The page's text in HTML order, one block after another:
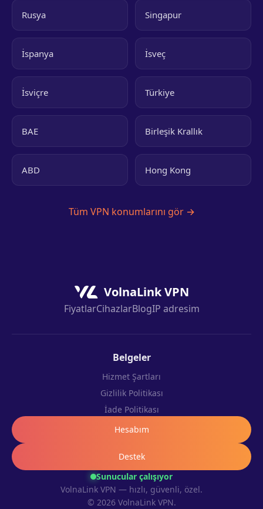
Rusya Singapur
İspanya İsveç
İsviçre Türkiye
BAE Birleşik Krallık
ABD Hong Kong
Tüm VPN konumlarını gör →
VolnaLink VPN
FiyatlarCihazlarBlogIP adresim
Sunucular çalışıyor
VolnaLink VPN — hızlı, güvenli, özel.
© 2026 VolnaLink VPN.
Belgeler
Hizmet Şartları
Gizlilik Politikası
İade Politikası
Hesabım
Destek